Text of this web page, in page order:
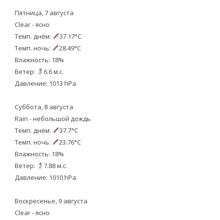
Пятница, 7 августа
Clear - ясно
Темп. днём:
37.17°C
Темп. ночь:
28.49°C
Влажность: 18%
Ветер:
6.6 м.с.
Давление: 1013 hPa
Суббота, 8 августа
Rain - небольшой дождь
Темп. днём:
37.7°C
Темп. ночь:
23.76°C
Влажность: 18%
Ветер:
7.88 м.с.
Давление: 1010 hPa
Воскресенье, 9 августа
Clear - ясно